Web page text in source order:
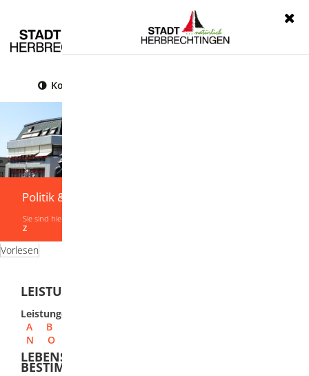
Kontrast
Politik & Verwaltung
Sie sind hier:
Z
Vorlesen
LEISTUNGEN VON A-Z
Leistungen
A
B
N
O
LEBENSPARTNERSCHAFTSNAMEN
BESTIMMEN